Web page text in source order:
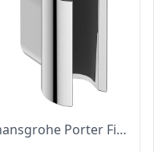
hansgrohe Porter Fine - Duschkopfhalterung, Duschhalterung für Brauseschläuche mit konischer Mutter, Handbrause Halterung, Chrom, 28885000